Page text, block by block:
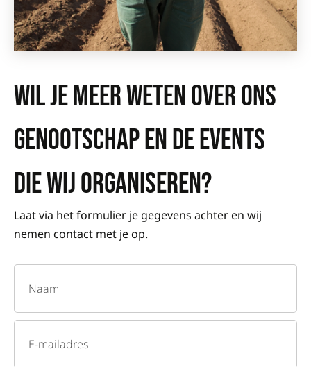
WIL JE MEER WETEN OVER ONS
GENOOTSCHAP EN DE EVENTS
DIE WIJ ORGANISEREN?
Laat via het formulier je gegevens achter en wij
nemen contact met je op.